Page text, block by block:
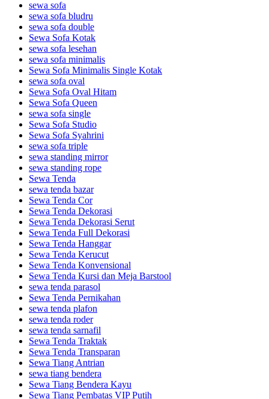
sewa sofa
sewa sofa bludru
sewa sofa double
Sewa Sofa Kotak
sewa sofa lesehan
sewa sofa minimalis
Sewa Sofa Minimalis Single Kotak
sewa sofa oval
Sewa Sofa Oval Hitam
Sewa Sofa Queen
sewa sofa single
Sewa Sofa Studio
Sewa Sofa Syahrini
sewa sofa triple
sewa standing mirror
sewa standing rope
Sewa Tenda
sewa tenda bazar
Sewa Tenda Cor
Sewa Tenda Dekorasi
Sewa Tenda Dekorasi Serut
Sewa Tenda Full Dekorasi
Sewa Tenda Hanggar
Sewa Tenda Kerucut
Sewa Tenda Konvensional
Sewa Tenda Kursi dan Meja Barstool
sewa tenda parasol
Sewa Tenda Pernikahan
sewa tenda plafon
sewa tenda roder
sewa tenda sarnafil
Sewa Tenda Traktak
Sewa Tenda Transparan
Sewa Tiang Antrian
sewa tiang bendera
Sewa Tiang Bendera Kayu
Sewa Tiang Pembatas VIP Putih